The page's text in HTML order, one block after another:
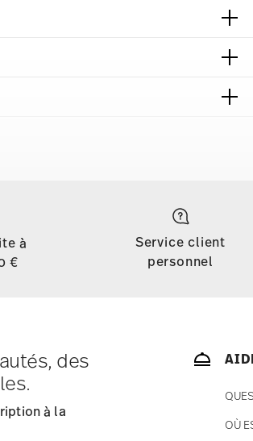
| Germany
| Wien | Austria
Sans danger pour le contact
à € 12,90 par commande./li>
stock.
avec UPS (livraison standard).
colis sera expédié.
à
€
Service client
personnel
des
à la
OÙ